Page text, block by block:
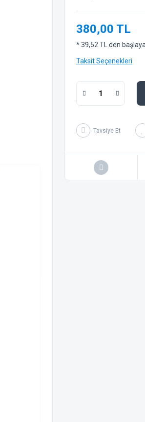
380,00 TL
* 39,52 TL den
Taksit Seçenekleri
Tavsiye Et